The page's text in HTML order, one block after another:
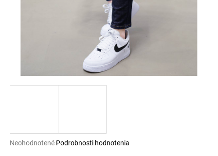
Priemerné
Neohodnotené Podrobnosti hodnotenia